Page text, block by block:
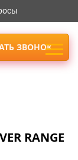
ЗВОНОК
RANGE